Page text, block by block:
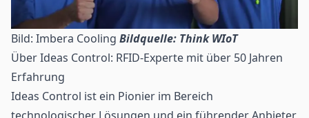
Bild: Imbera Cooling Bildquelle: Think WIoT
Über Ideas Control: RFID-Experte mit über 50 Jahren
Erfahrung
Ideas Control ist ein Pionier im Bereich
technologischer Lösungen und ein führender Anbieter